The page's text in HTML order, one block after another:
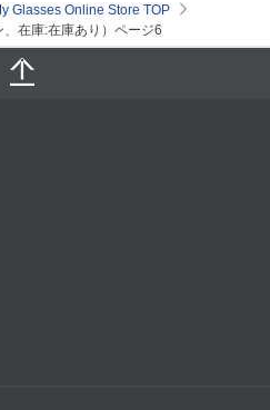
Glasses Online Store TOP
在庫:在庫あり）ページ6